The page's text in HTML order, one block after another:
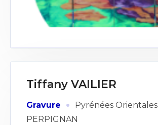
Tiffany VAILIER
Gravure · Pyrénées Orientales
PERPIGNAN